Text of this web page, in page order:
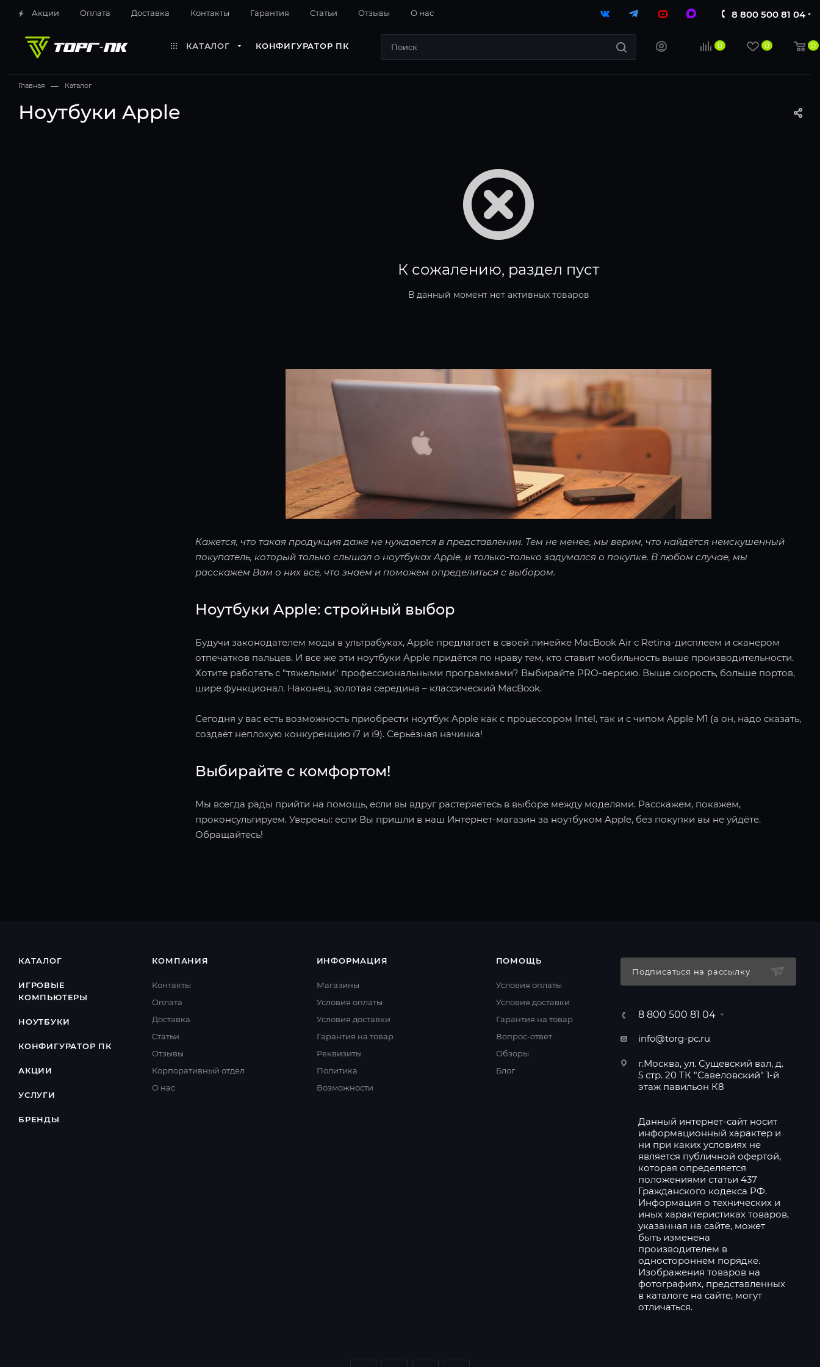
Акции Оплата Доставка Контакты Гарантия Cтатьи Отзывы О нас 8 800 500 81 04
КАТАЛОГ КОНФИГУРАТОР ПК 0 0 0
Главная — Каталог
Ноутбуки Apple
К сожалению, раздел пуст
В данный момент нет активных товаров
Кажется, что такая продукция даже не нуждается в представлении. Тем не менее, мы верим, что найдётся неискушенный
покупатель, который только слышал о ноутбуках Apple, и только-только задумался о покупке. В любом случае, мы
расскажем Вам о них всё, что знаем и поможем определиться с выбором.
Ноутбуки Apple: стройный выбор
Будучи законодателем моды в ультрабуках, Apple предлагает в своей линейке MacBook Air с Retina-дисплеем и сканером
отпечатков пальцев. И все же эти ноутбуки Apple придётся по нраву тем, кто ставит мобильность выше производительности.
Хотите работать с "тяжелыми" профессиональными программами? Выбирайте PRO-версию. Выше скорость, больше портов,
шире функционал. Наконец, золотая середина – классический MacBook.
Сегодня у вас есть возможность приобрести ноутбук Apple как с процессором Intel, так и с чипом Apple M1 (а он, надо сказать,
создаёт неплохую конкуренцию i7 и i9). Серьёзная начинка!
Выбирайте с комфортом!
Мы всегда рады прийти на помощь, если вы вдруг растеряетесь в выборе между моделями. Расскажем, покажем,
проконсультируем. Уверены: если Вы пришли в наш Интернет-магазин за ноутбуком Apple, без покупки вы не уйдёте.
Обращайтесь!
КАТАЛОГ
ИГРОВЫЕ
КОМПЬЮТЕРЫ
НОУТБУКИ
КОНФИГУРАТОР ПК
АКЦИИ
УСЛУГИ
БРЕНДЫ
КОМПАНИЯ
Контакты
Оплата
Доставка
Cтатьи
Отзывы
Корпоративный отдел
О нас
ИНФОРМАЦИЯ
Магазины
Условия оплаты
Условия доставки
Гарантия на товар
Реквизиты
Политика
Возможности
ПОМОЩЬ
Условия оплаты
Условия доставки
Гарантия на товар
Вопрос-ответ
Обзоры
Блог
Подписаться на рассылку
8 800 500 81 04
info@torg-pc.ru
г.Москва, ул. Сущевский вал, д.
5 стр. 20 ТК "Савеловский" 1-й
этаж павильон К8
Данный интернет-сайт носит
информационный характер и
ни при каких условиях не
является публичной офертой,
которая определяется
положениями статьи 437
Гражданского кодекса РФ.
Информация о технических и
иных характеристиках товаров,
указанная на сайте, может
быть изменена
производителем в
одностороннем порядке.
Изображения товаров на
фотографиях, представленных
в каталоге на сайте, могут
отличаться.